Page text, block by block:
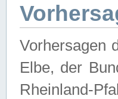
Vorhersagen
Elbe, der
Rheinland-